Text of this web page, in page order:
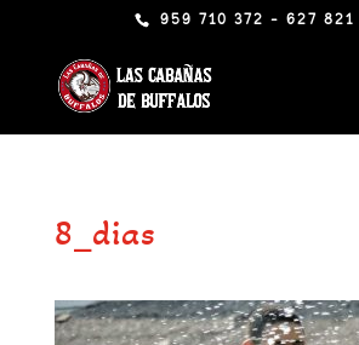
959 710 372 - 627 821
8_dias